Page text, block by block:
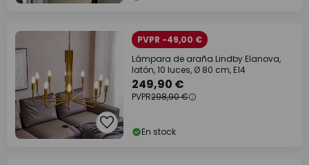
PVPR -49,00 €
Lámpara de araña Lindby Elanova,
latón, 10 luces, Ø 80 cm, E14
249,90 €
PVPR298,90 €
En stock